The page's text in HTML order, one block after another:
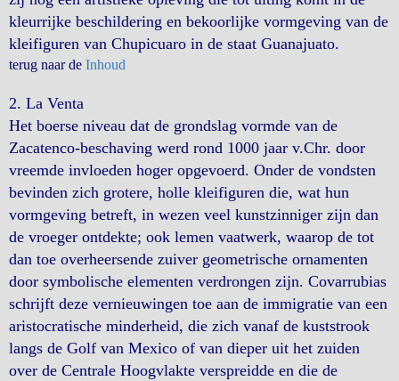
kleurrijke beschildering en bekoorlijke vormgeving van de
kleifiguren van Chupicuaro in de staat Guanajuato.
terug naar de Inhoud
2. La Venta
Het boerse niveau dat de grondslag vormde van de
Zacatenco-beschaving werd rond 1000 jaar v.Chr. door
vreemde invloeden hoger opgevoerd. Onder de vondsten
bevinden zich grotere, holle kleifiguren die, wat hun
vormgeving betreft, in wezen veel kunstzinniger zijn dan
de vroeger ontdekte; ook lemen vaatwerk, waarop de tot
dan toe overheersende zuiver geometrische ornamenten
door symbolische elementen verdrongen zijn. Covarrubias
schrijft deze vernieuwingen toe aan de immigratie van een
aristocratische minderheid, die zich vanaf de kuststrook
langs de Golf van Mexico of van dieper uit het zuiden
over de Centrale Hoogvlakte verspreidde en die de